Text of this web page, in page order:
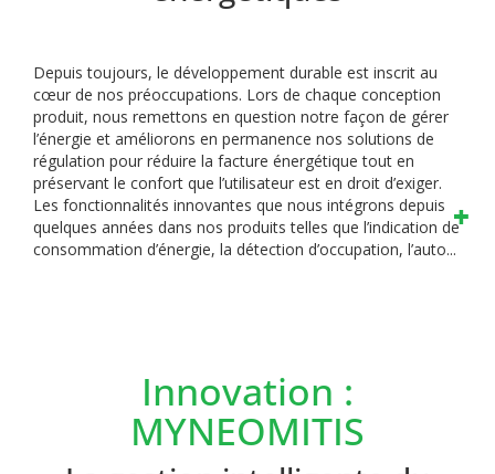
Depuis toujours, le développement durable est inscrit au
cœur de nos préoccupations. Lors de chaque conception
produit, nous remettons en question notre façon de gérer
l’énergie et améliorons en permanence nos solutions de
régulation pour réduire la facture énergétique tout en
préservant le confort que l’utilisateur est en droit d’exiger.
Les fonctionnalités innovantes que nous intégrons depuis
quelques années dans nos produits telles que l’indication de
consommation d’énergie, la détection d’occupation, l’auto...
Innovation :
MYNEOMITIS